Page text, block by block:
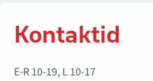
Kontaktid
E-R 10-19, L 10-17